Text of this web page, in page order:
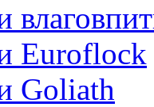
Euroflock
Goliath